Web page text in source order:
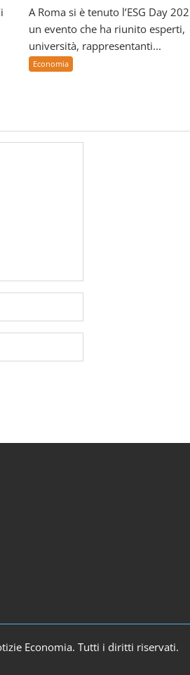
A Roma si è tenuto l’ESG Day
un evento che ha riunito esperti,
università, rappresentanti...
Economia
Economia. Tutti i diritti riservati.